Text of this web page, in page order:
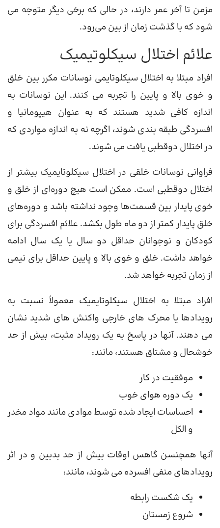
مزمن تا آخر عمر دارند، در حالی که برخی دیگر متوجه می
شود که با گذشت زمان از بین می‌رود.
علائم اختلال سیکلوتیمیک
افراد مبتلا به اختلال سیکلوتایمی نوسانات مکرر بین خلق
و خوی بالا و پایین را تجربه می کنند. این نوسانات به
اندازه کافی شدید هستند که به عنوان هیپومانیا و
افسردگی طبقه بندی شوند، اگرچه نه به اندازه مواردی که
در اختلال دوقطبی یافت می شوند.
فراوانی نوسانات خلقی در اختلال سیکلوتایمیک بیشتر از
اختلال دوقطبی است. ممکن است هیچ دوره‌ای از خلق و
خوی پایدار بین قسمت‌ها وجود نداشته باشد و دوره‌های
خلق پایدار کمتر از دو ماه طول بکشد. علائم افسردگی برای
کودکان و نوجوانان حداقل دو سال یا یک سال ادامه
خواهد داشت. خلق و خوی بالا و پایین حداقل برای نیمی
از زمان تجربه خواهد شد.
افراد مبتلا به اختلال سیکلوتایمیک معمولاً نسبت به
رویدادها یا محرک های خارجی واکنش های شدید نشان
می دهند. آنها در پاسخ به یک رویداد مثبت، بیش از حد
خوشحال و مشتاق هستند، مانند:
موفقیت در کار
یک دوره هوای خوب
احساسات ایجاد شده توسط موادی مانند مواد مخدر
و الکل
آنها همچنسن گاهس اوقات بیش از حد بدبین و در اثر
رویدادهای منفی افسرده می شوند، مانند:
یک شکست رابطه
شروع زمستان